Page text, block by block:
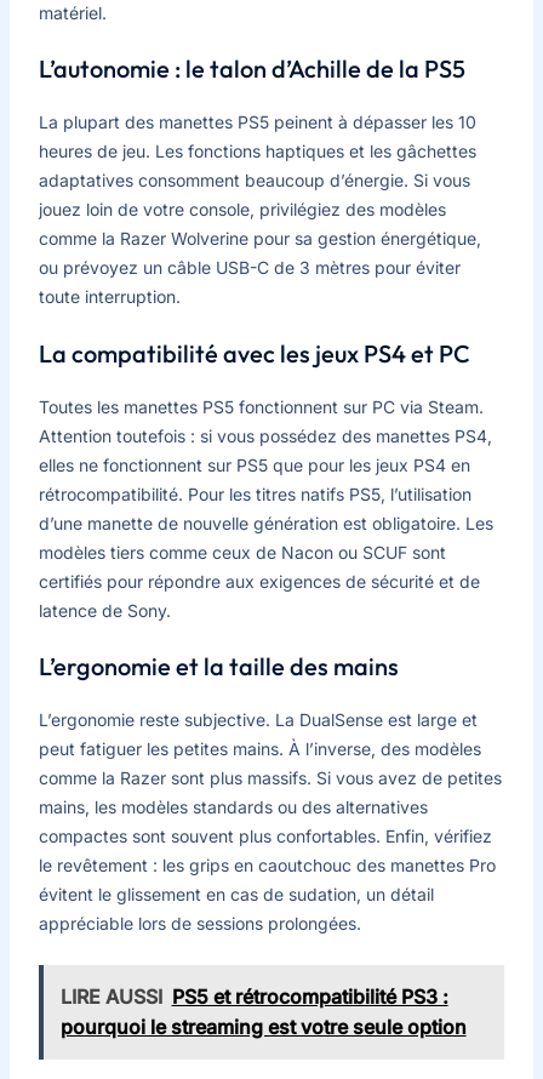
matériel.
L’autonomie : le talon d’Achille de la PS5
La plupart des manettes PS5 peinent à dépasser les 10
heures de jeu. Les fonctions haptiques et les gâchettes
adaptatives consomment beaucoup d’énergie. Si vous
jouez loin de votre console, privilégiez des modèles
comme la Razer Wolverine pour sa gestion énergétique,
ou prévoyez un câble USB-C de 3 mètres pour éviter
toute interruption.
La compatibilité avec les jeux PS4 et PC
Toutes les manettes PS5 fonctionnent sur PC via Steam.
Attention toutefois : si vous possédez des manettes PS4,
elles ne fonctionnent sur PS5 que pour les jeux PS4 en
rétrocompatibilité. Pour les titres natifs PS5, l’utilisation
d’une manette de nouvelle génération est obligatoire. Les
modèles tiers comme ceux de Nacon ou SCUF sont
certifiés pour répondre aux exigences de sécurité et de
latence de Sony.
L’ergonomie et la taille des mains
L’ergonomie reste subjective. La DualSense est large et
peut fatiguer les petites mains. À l’inverse, des modèles
comme la Razer sont plus massifs. Si vous avez de petites
mains, les modèles standards ou des alternatives
compactes sont souvent plus confortables. Enfin, vérifiez
le revêtement : les grips en caoutchouc des manettes Pro
évitent le glissement en cas de sudation, un détail
appréciable lors de sessions prolongées.
LIRE AUSSI PS5 et rétrocompatibilité PS3 :
pourquoi le streaming est votre seule option